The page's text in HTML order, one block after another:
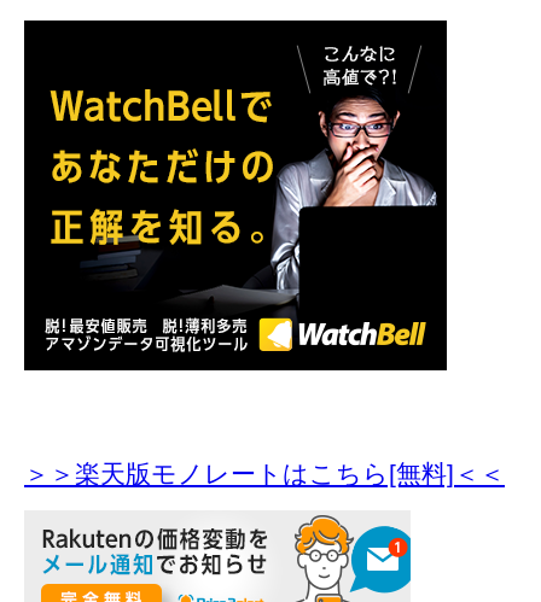
＞＞楽天版モノレートはこちら[無料]＜＜